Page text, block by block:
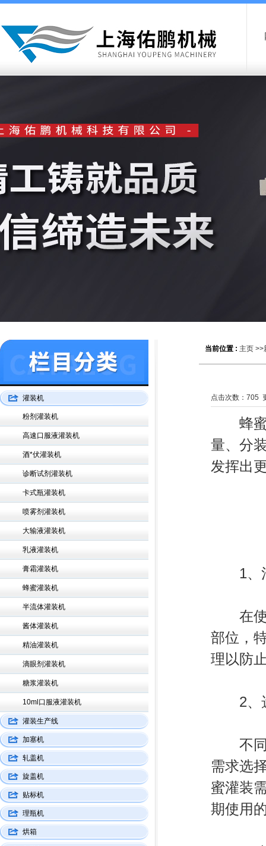
当前位置 : 主页 >>
点击次数： 705
蜂蜜
量、分
发挥出
1、
在使
部位，
理以防
2、选
不同
需求选
蜜灌装
期使用
灌装机
粉剂灌装机
高速口服液灌装机
酒*伏灌装机
诊断试剂灌装机
卡式瓶灌装机
喷雾剂灌装机
大输液灌装机
乳液灌装机
膏霜灌装机
蜂蜜灌装机
半流体灌装机
酱体灌装机
精油灌装机
滴眼剂灌装机
糖浆灌装机
10ml口服液灌装机
灌装生产线
加塞机
轧盖机
旋盖机
贴标机
理瓶机
烘箱